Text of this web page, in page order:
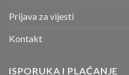
Prijava za vijesti
Kontakt
ISPORUKA I PLAĆANJE